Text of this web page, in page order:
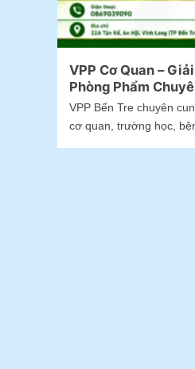
VPP Cơ Quan –
Phòng Phẩm
VPP Bến Tre chuyên
cơ quan, trường học,